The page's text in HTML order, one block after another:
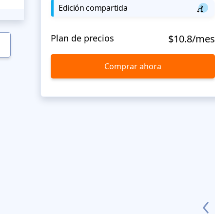
Edición compartida
Plan de precios $10.8/mes
Comprar ahora